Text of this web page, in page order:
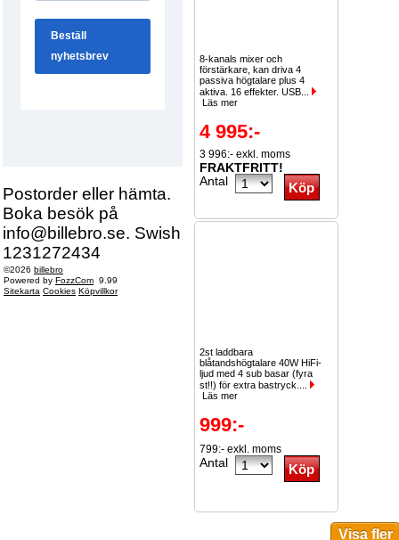
Postorder eller hämta.
Boka besök på
info@billebro.se. Swish
1231272434
©2026 billebro
Powered by FozzCom 9.99
Sitekarta Cookies Köpvillkor
8-kanals mixer och
förstärkare, kan driva 4
passiva högtalare plus 4
aktiva. 16 effekter. USB...
Läs mer
4 995:-
3 996:- exkl. moms
FRAKTFRITT!
Antal
2st laddbara
blåtandshögtalare 40W HiFi-
ljud med 4 sub basar (fyra
st!!) för extra bastryck....
Läs mer
999:-
799:- exkl. moms
Antal